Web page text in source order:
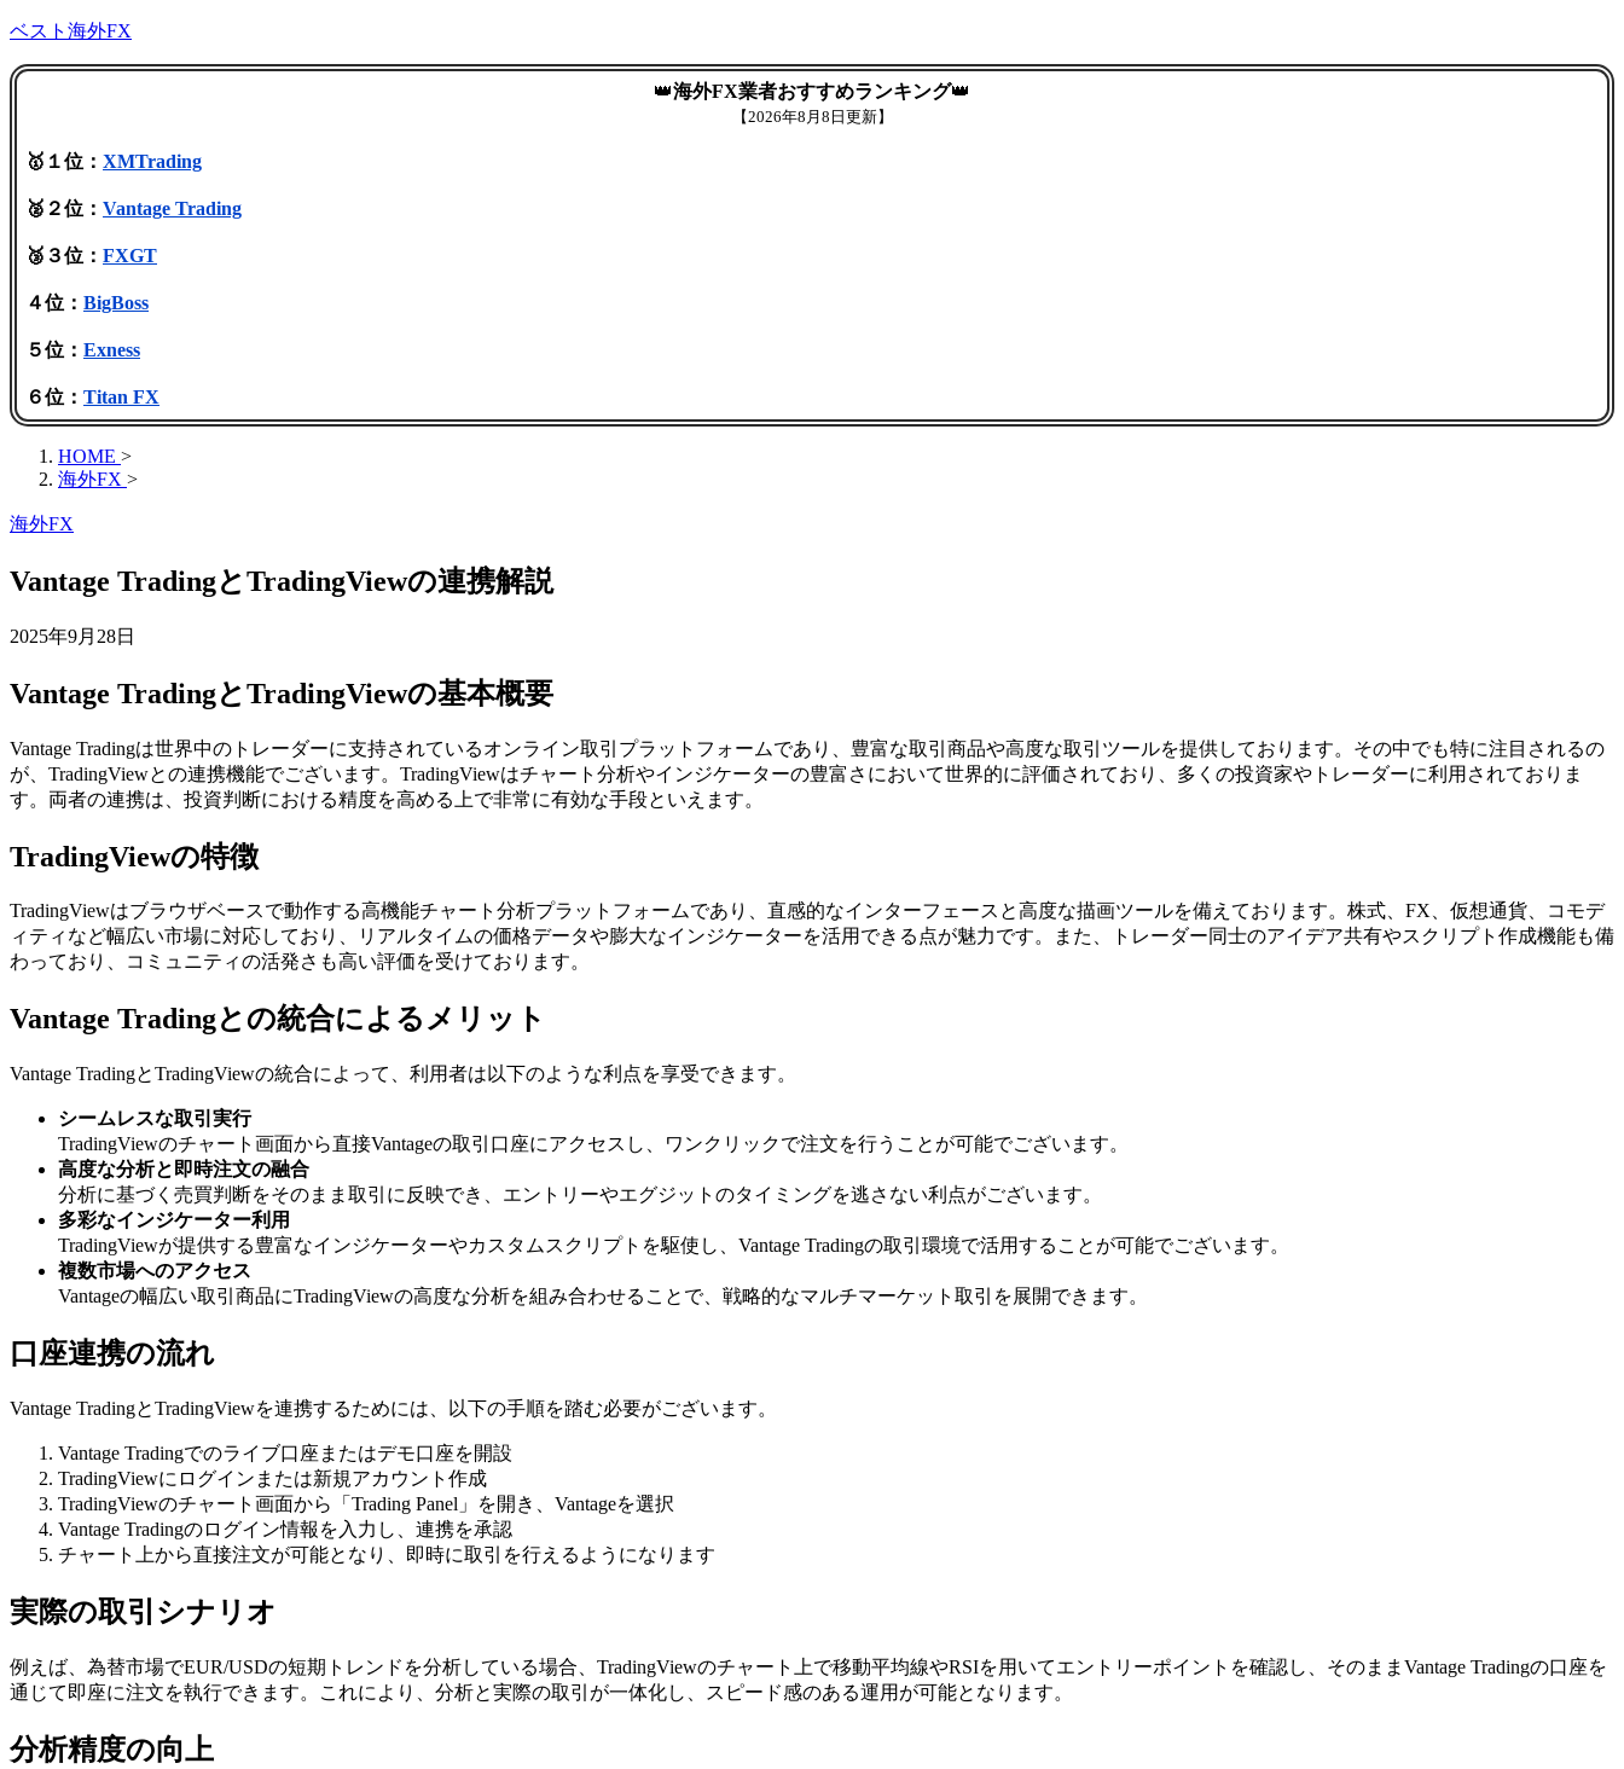
ベスト海外FX
👑海外FX業者おすすめランキング👑
【2026年8月8日更新】
🥇１位： XMTrading
🥈２位： Vantage Trading
🥉３位： FXGT
４位： BigBoss
５位： Exness
６位： Titan FX
HOME >
海外FX >
海外FX
Vantage TradingとTradingViewの連携解説
2025年9月28日
Vantage TradingとTradingViewの基本概要
Vantage Tradingは世界中のトレーダーに支持されているオンライン取引プラットフォームであり、豊富な取引商品や高度な取引ツールを提供しております。その中でも特に注目されるの
が、TradingViewとの連携機能でございます。TradingViewはチャート分析やインジケーターの豊富さにおいて世界的に評価されており、多くの投資家やトレーダーに利用されておりま
す。両者の連携は、投資判断における精度を高める上で非常に有効な手段といえます。
TradingViewの特徴
TradingViewはブラウザベースで動作する高機能チャート分析プラットフォームであり、直感的なインターフェースと高度な描画ツールを備えております。株式、FX、仮想通貨、コモデ
ィティなど幅広い市場に対応しており、リアルタイムの価格データや膨大なインジケーターを活用できる点が魅力です。また、トレーダー同士のアイデア共有やスクリプト作成機能も備
わっており、コミュニティの活発さも高い評価を受けております。
Vantage Tradingとの統合によるメリット
Vantage TradingとTradingViewの統合によって、利用者は以下のような利点を享受できます。
シームレスな取引実行
TradingViewのチャート画面から直接Vantageの取引口座にアクセスし、ワンクリックで注文を行うことが可能でございます。
高度な分析と即時注文の融合
分析に基づく売買判断をそのまま取引に反映でき、エントリーやエグジットのタイミングを逃さない利点がございます。
多彩なインジケーター利用
TradingViewが提供する豊富なインジケーターやカスタムスクリプトを駆使し、Vantage Tradingの取引環境で活用することが可能でございます。
複数市場へのアクセス
Vantageの幅広い取引商品にTradingViewの高度な分析を組み合わせることで、戦略的なマルチマーケット取引を展開できます。
口座連携の流れ
Vantage TradingとTradingViewを連携するためには、以下の手順を踏む必要がございます。
Vantage Tradingでのライブ口座またはデモ口座を開設
TradingViewにログインまたは新規アカウント作成
TradingViewのチャート画面から「Trading Panel」を開き、Vantageを選択
Vantage Tradingのログイン情報を入力し、連携を承認
チャート上から直接注文が可能となり、即時に取引を行えるようになります
実際の取引シナリオ
例えば、為替市場でEUR/USDの短期トレンドを分析している場合、TradingViewのチャート上で移動平均線やRSIを用いてエントリーポイントを確認し、そのままVantage Tradingの口座を
通じて即座に注文を執行できます。これにより、分析と実際の取引が一体化し、スピード感のある運用が可能となります。
分析精度の向上